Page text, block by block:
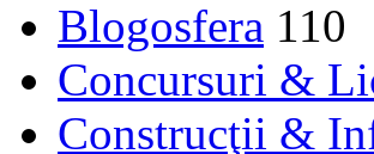
Blogosfera 110
Concursuri &
Construcţii &